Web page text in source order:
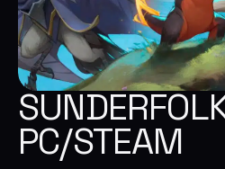
PC/STEAM